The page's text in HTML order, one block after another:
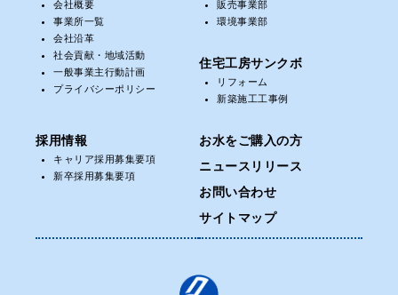
会社概要
事業所一覧
会社沿革
社会貢献・地域活動
一般事業主行動計画
プライバシーポリシー
販売事業部
環境事業部
住宅工房サンクボ
リフォーム
新築施工工事例
採用情報
キャリア採用募集要項
新卒採用募集要項
お水をご購入の方
ニュースリリース
お問い合わせ
サイトマップ